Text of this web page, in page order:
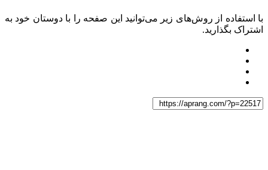
با استفاده از روش‌های زیر می‌توانید این صفحه را با دوستان خود به
اشتراک بگذارید.